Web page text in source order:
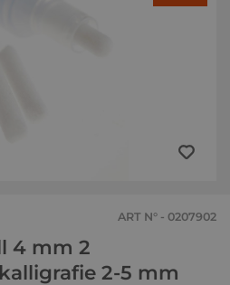
ART N° - 0207902
4 mm 2
2-5 mm